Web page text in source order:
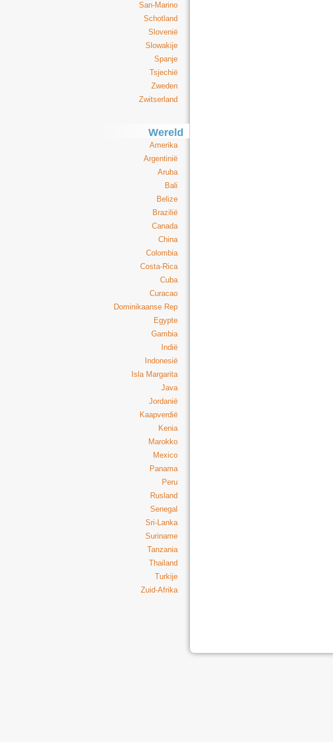
San-Marino
Schotland
Slovenië
Slowakije
Spanje
Tsjechië
Zweden
Zwitserland
Wereld
Amerika
Argentinië
Aruba
Bali
Belize
Brazilië
Canada
China
Colombia
Costa-Rica
Cuba
Curacao
Dominikaanse Rep
Egypte
Gambia
Indië
Indonesië
Isla Margarita
Java
Jordanië
Kaapverdië
Kenia
Marokko
Mexico
Panama
Peru
Rusland
Senegal
Sri-Lanka
Suriname
Tanzania
Thailand
Turkije
Zuid-Afrika